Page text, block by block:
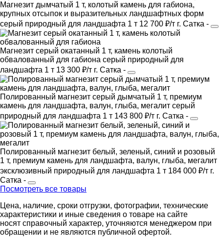
Магнезит дымчатый 1 т, колотый камень для габиона,
крупных отсыпок и выразительных ландшафтных форм
серый природный для ландшафта 1 т 12 700 ₽/т г. Сатка -
Магнезит серый окатанный 1 т, камень колотый
обвалованный для габиона серый природный для
ландшафта 1 т 13 300 ₽/т г. Сатка -
Полированный магнезит серый дымчатый 1 т, премиум
камень для ландшафта, валун, глыба, мегалит серый
природный для ландшафта 1 т 143 800 ₽/т г. Сатка -
Полированный магнезит белый, зеленый, синий и розовый
1 т, премиум камень для ландшафта, валун, глыба, мегалит
эксклюзивный природный для ландшафта 1 т 184 000 ₽/т г.
Сатка -
Посмотреть все товары
Цена, наличие, сроки отгрузки, фотографии, технические
характеристики и иные сведения о товаре на сайте
носят справочный характер, уточняются менеджером при
обращении и не являются публичной офертой.